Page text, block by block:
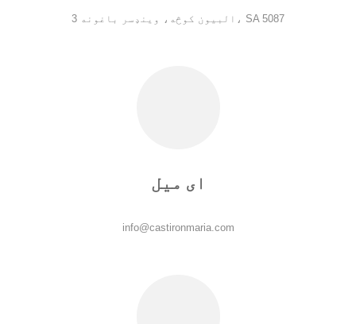
3 البیون کوڅه، وینډسر باغونه، SA 5087
ای میل
info@castironmaria.com